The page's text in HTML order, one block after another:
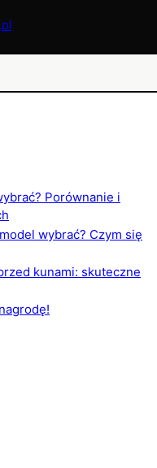
Porównanie i
wybrać? Czym się
kunami: skuteczne